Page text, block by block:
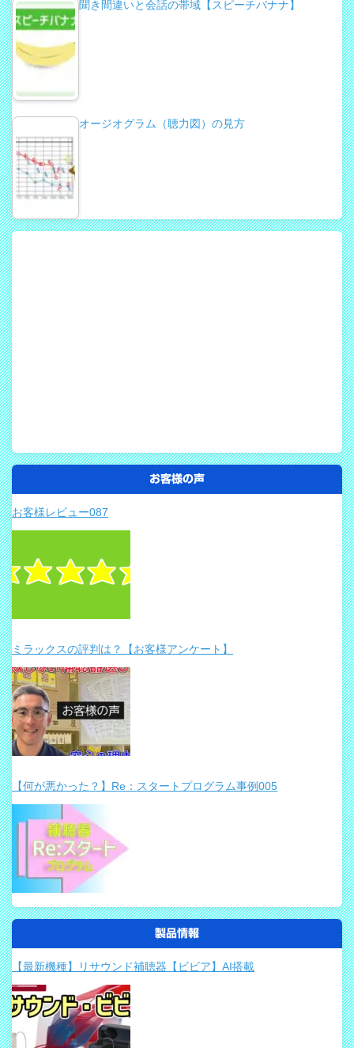
聞き間違いと会話の帯域【スピーチバナナ】
オージオグラム（聴力図）の見方
お客様の声
お客様レビュー087
ミラックスの評判は？【お客様アンケート】
【何が悪かった？】Re：スタートプログラム事例005
製品情報
【最新機種】リサウンド補聴器【ビビア】AI搭載